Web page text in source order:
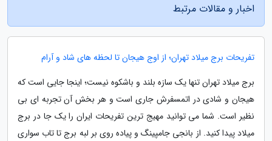
اخبار و مقالات مرتبط
تفریحات برج میلاد تهران؛ از اوج هیجان تا لحظه های شاد و آرام
برج میلاد تهران تنها یک سازه بلند و باشکوه نیست؛ اینجا جایی است که
هیجان و شادی در اتمسفرش جاری است و هر بخش آن تجربه ای بی
نظیر است. شما می توانید مهیج ترین تفریحات ایران را یک جا در برج
میلاد پیدا کنید. از بانجی جامپینگ و پیاده روی بر لبه برج تا تاب سواری